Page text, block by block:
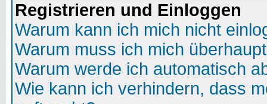
Registrieren und Einloggen
Warum kann ich mich nicht
Warum muss ich mich
Warum werde ich automatisch
Wie kann ich verhindern, dass